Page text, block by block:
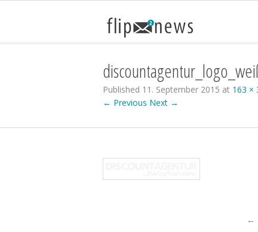
Published 11. September 2015 at 163 ×
← Previous Next →
←